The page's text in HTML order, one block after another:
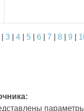
3| 4| 5| 6 7 8| 9